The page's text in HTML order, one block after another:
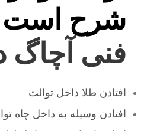
شرح است
فنی آچاگ
افتادن طلا داخل توالت
افتادن وسیله به داخل چاه